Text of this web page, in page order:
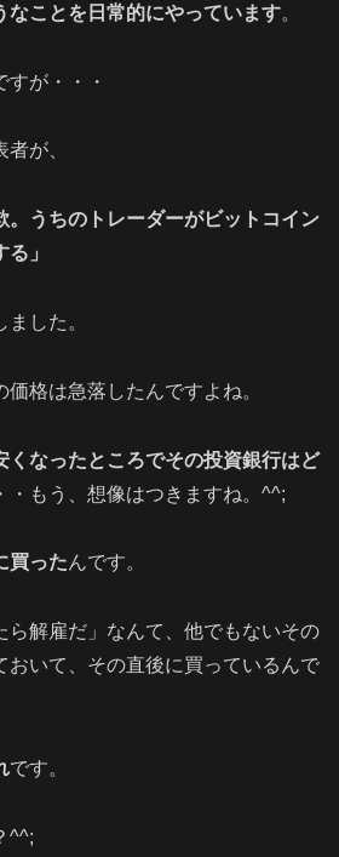
なことを日常的にやっています。
が・・・
が、
。うちのトレーダーがビットコイン
」
した。
格は急落したんですよね。
くなったところでその投資銀行はど
・もう、想像はつきますね。^^;
買ったんです。
ら解雇だ」なんて、他でもないその
おいて、その直後に買っているんで
です。
^^;